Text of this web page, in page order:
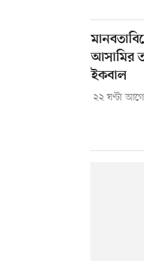
আসামির
ইকবাল
২২ ঘণ্টা আগে